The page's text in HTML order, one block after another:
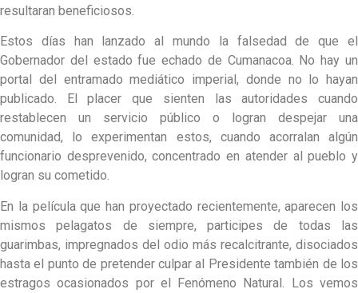
resultaran beneficiosos.
Estos días han lanzado al mundo la falsedad de que el
Gobernador del estado fue echado de Cumanacoa. No hay un
portal del entramado mediático imperial, donde no lo hayan
publicado. El placer que sienten las autoridades cuando
restablecen un servicio público o logran despejar una
comunidad, lo experimentan estos, cuando acorralan algún
funcionario desprevenido, concentrado en atender al pueblo y
logran su cometido.
En la película que han proyectado recientemente, aparecen los
mismos pelagatos de siempre, participes de todas las
guarimbas, impregnados del odio más recalcitrante, disociados
hasta el punto de pretender culpar al Presidente también de los
estragos ocasionados por el Fenómeno Natural. Los vemos